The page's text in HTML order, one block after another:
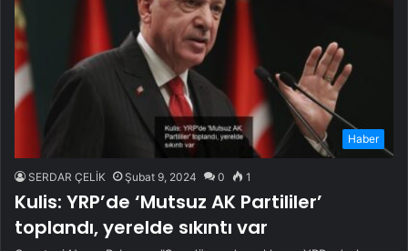
Haber
SERDAR ÇELİK Şubat 9, 2024 0 1
Kulis: YRP’de ‘Mutsuz AK Partililer’
toplandı, yerelde sıkıntı var